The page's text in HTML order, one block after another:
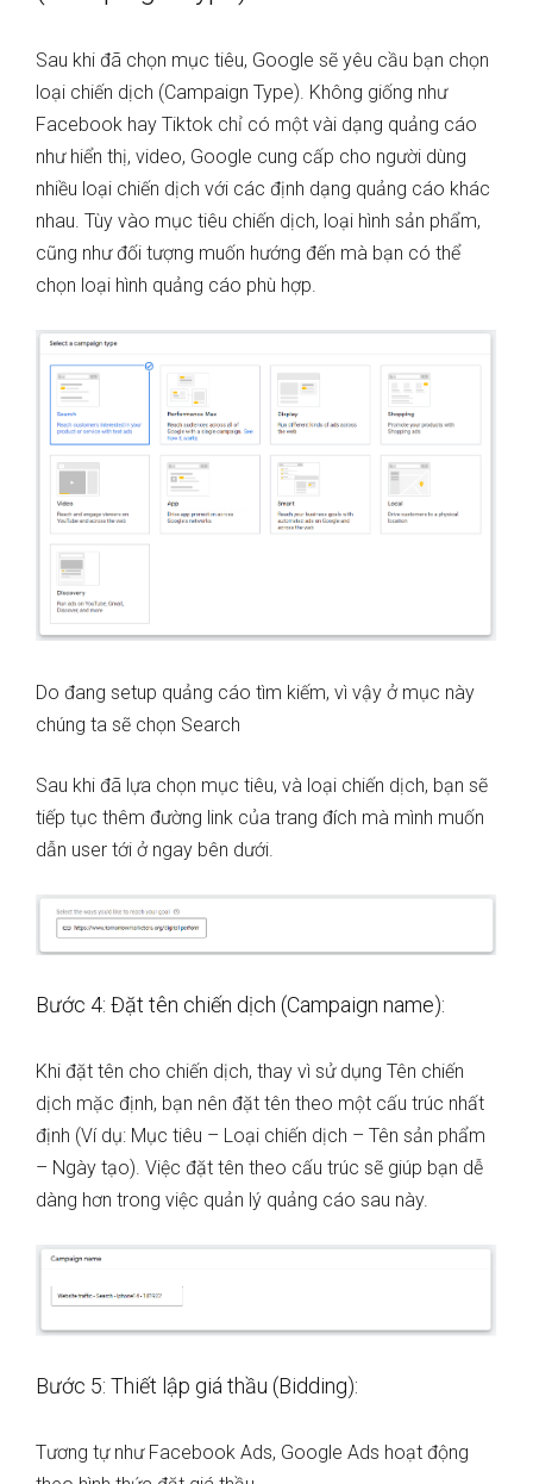
Sau khi đã chọn mục tiêu, Google sẽ yêu cầu bạn chọn
loại chiến dịch (Campaign Type). Không giống như
Facebook hay Tiktok chỉ có một vài dạng quảng cáo
như hiển thị, video, Google cung cấp cho người dùng
nhiều loại chiến dịch với các định dạng quảng cáo khác
nhau. Tùy vào mục tiêu chiến dịch, loại hình sản phẩm,
cũng như đối tượng muốn hướng đến mà bạn có thể
chọn loại hình quảng cáo phù hợp.
Do đang setup quảng cáo tìm kiếm, vì vậy ở mục này
chúng ta sẽ chọn Search
Sau khi đã lựa chọn mục tiêu, và loại chiến dịch, bạn sẽ
tiếp tục thêm đường link của trang đích mà mình muốn
dẫn user tới ở ngay bên dưới.
Bước 4: Đặt tên chiến dịch (Campaign name):
Khi đặt tên cho chiến dịch, thay vì sử dụng Tên chiến
dịch mặc định, bạn nên đặt tên theo một cấu trúc nhất
định (Ví dụ: Mục tiêu – Loại chiến dịch – Tên sản phẩm
– Ngày tạo). Việc đặt tên theo cấu trúc sẽ giúp bạn dễ
dàng hơn trong việc quản lý quảng cáo sau này.
Bước 5: Thiết lập giá thầu (Bidding):
Tương tự như Facebook Ads, Google Ads hoạt động